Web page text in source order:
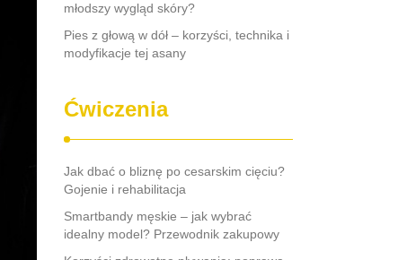
młodszy wygląd skóry?
Pies z głową w dół – korzyści, technika i
modyfikacje tej asany
Ćwiczenia
Jak dbać o bliznę po cesarskim cięciu?
Gojenie i rehabilitacja
Smartbandy męskie – jak wybrać
idealny model? Przewodnik zakupowy